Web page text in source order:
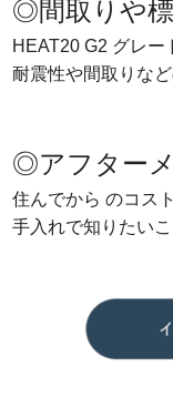
◎間取りや
HEAT20 G2 グレー
耐震性や間取りな
◎アフター
住んでから のコス
手入れで知りたい